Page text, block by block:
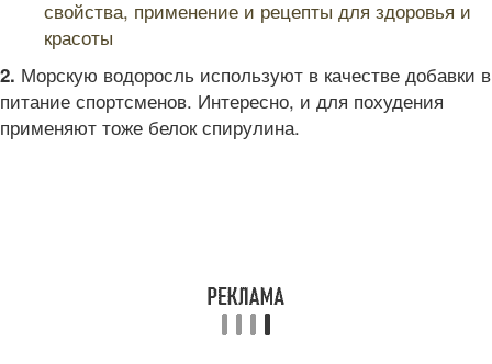
свойства, применение и рецепты для здоровья и
красоты
2. Морскую водоросль используют в качестве добавки в
питание спортсменов. Интересно, и для похудения
применяют тоже белок спирулина.